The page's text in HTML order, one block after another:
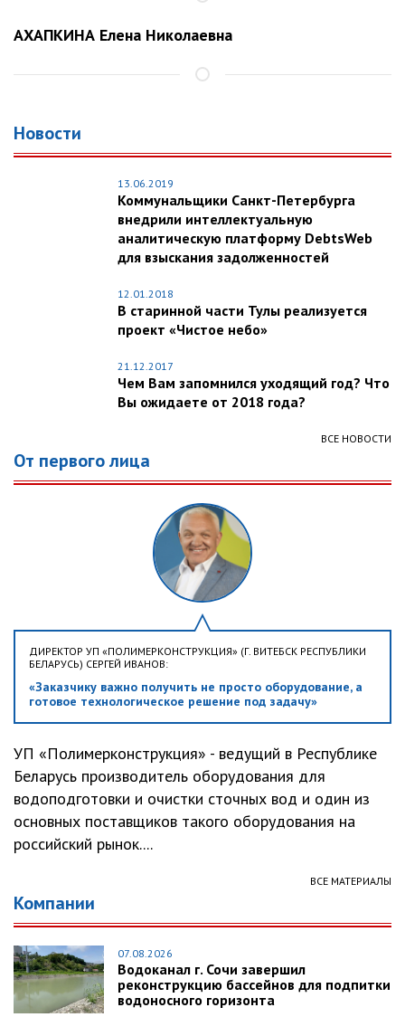
АХАПКИНА Елена Николаевна
Новости
13.06.2019
Коммунальщики Санкт-Петербурга
внедрили интеллектуальную
аналитическую платформу DebtsWeb
для взыскания задолженностей
12.01.2018
В старинной части Тулы реализуется
проект «Чистое небо»
21.12.2017
Чем Вам запомнился уходящий год? Что
Вы ожидаете от 2018 года?
ВСЕ НОВОСТИ
От первого лица
ДИРЕКТОР УП «ПОЛИМЕРКОНСТРУКЦИЯ» (Г. ВИТЕБСК РЕСПУБЛИКИ
БЕЛАРУСЬ) СЕРГЕЙ ИВАНОВ:
«Заказчику важно получить не просто оборудование, а
готовое технологическое решение под задачу»
УП «Полимерконструкция» - ведущий в Республике
Беларусь производитель оборудования для
водоподготовки и очистки сточных вод и один из
основных поставщиков такого оборудования на
российский рынок....
ВСЕ МАТЕРИАЛЫ
Компании
07.08.2026
Водоканал г. Сочи завершил
реконструкцию бассейнов для подпитки
водоносного горизонта